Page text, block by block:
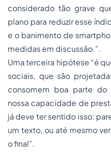
considerado tão grave
plano para reduzir esse
e o banimento de
medidas em discussão.”.
Uma terceira hipótese “é
sociais, que são
consomem boa parte
nossa capacidade de
já deve ter sentido isso:
um texto, ou até mesmo
o final”.